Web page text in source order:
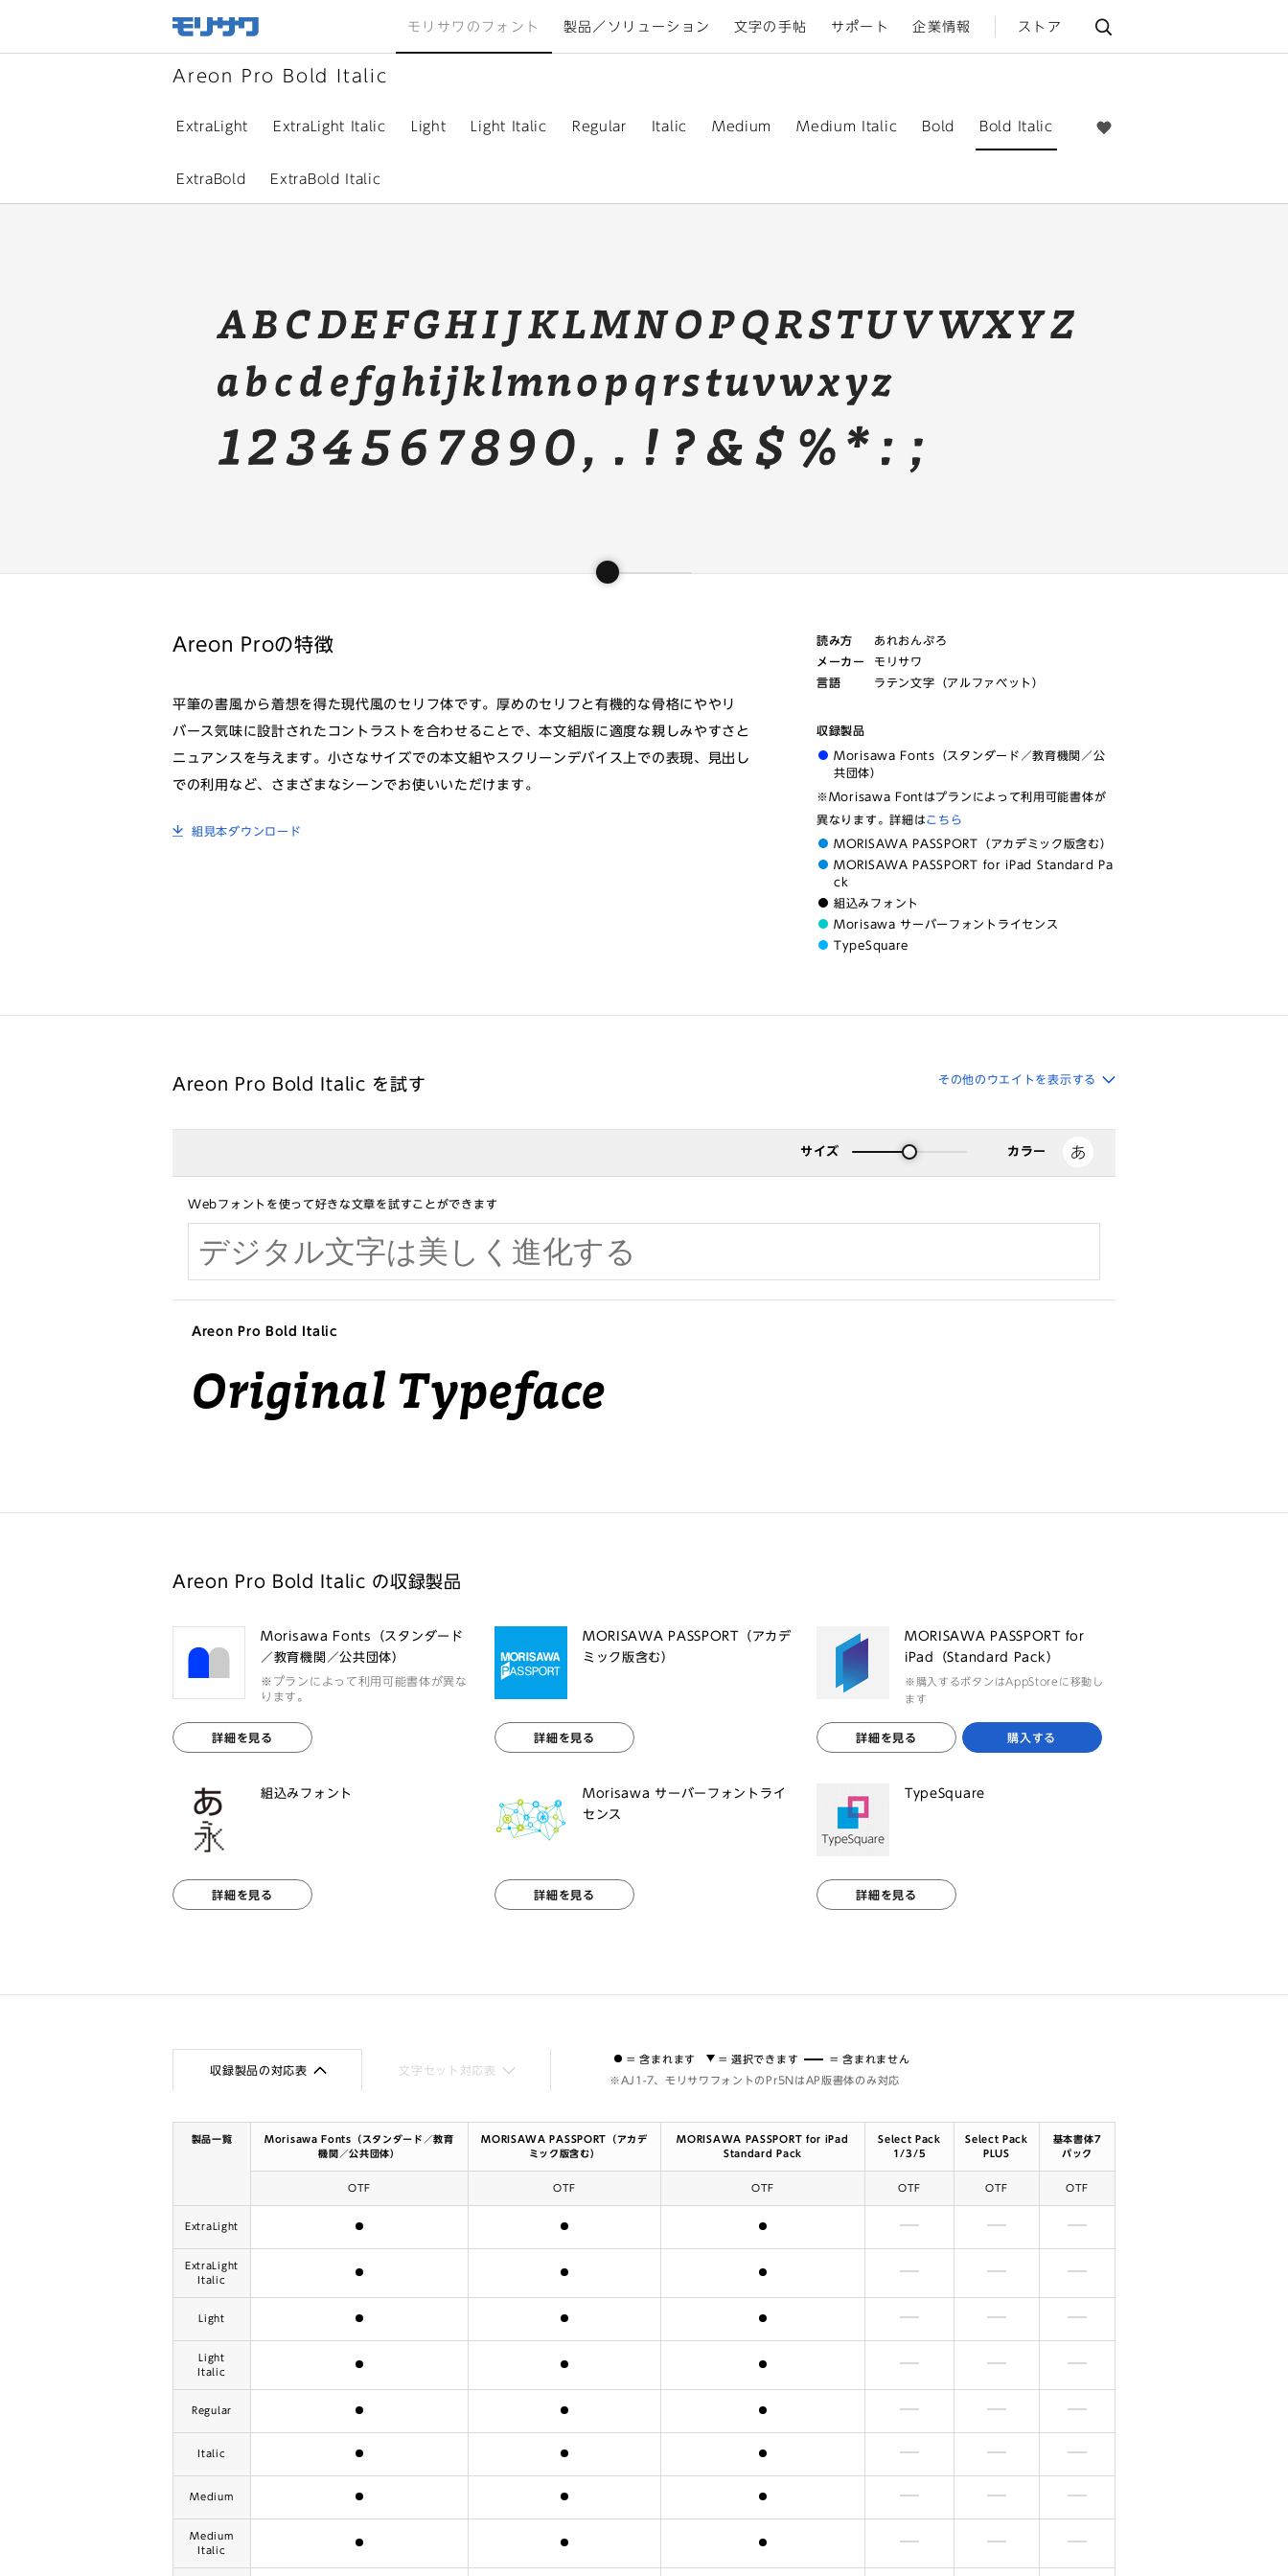
モリサワのフォント 製品／ソリューション 文字の手帖 サポート 企業情報 ストア
Areon Pro Bold Italic
ExtraLight ExtraLight Italic Light Light Italic Regular Italic Medium Medium Italic Bold Bold Italic
ExtraBold ExtraBold Italic
Areon Proの特徴
平筆の書風から着想を得た現代風のセリフ体です。厚めのセリフと有機的な骨格にややリ
バース気味に設計されたコントラストを合わせることで、本文組版に適度な親しみやすさと
ニュアンスを与えます。小さなサイズでの本文組やスクリーンデバイス上での表現、見出し
での利用など、さまざまなシーンでお使いいただけます。
組見本ダウンロード
読み方
あれおんぷろ
メーカー
モリサワ
言語
ラテン文字（アルファベット）
収録製品
Morisawa Fonts（スタンダード／教育機関／公
共団体）
※Morisawa Fontはプランによって利用可能書体が
異なります。詳細はこちら
MORISAWA PASSPORT（アカデミック版含む）
MORISAWA PASSPORT for iPad Standard Pa
ck
組込みフォント
Morisawa サーバーフォントライセンス
TypeSquare
Areon Pro Bold Italic を試す その他のウエイトを表示する
サイズ カラー
Webフォントを使って好きな文章を試すことができます
Areon Pro Bold Italic
Original Typeface
Areon Pro Bold Italic の収録製品
Morisawa Fonts（スタンダード
／教育機関／公共団体）
※プランによって利用可能書体が異な
ります。
詳細を見る
MORISAWA PASSPORT（アカデ
ミック版含む）
詳細を見る
MORISAWA PASSPORT for
iPad（Standard Pack）
※購入するボタンはAppStoreに移動し
ます
詳細を見る 購入する
組込みフォント
詳細を見る
Morisawa サーバーフォントライ
センス
詳細を見る
TypeSquare
詳細を見る
収録製品の対応表 文字セット対応表
= 含まれます = 選択できます
= 含まれません
※AJ1-7、モリサワフォントのPr5NはAP版書体のみ対応
製品一覧
Morisawa Fonts（スタンダード／教育
機関／公共団体）
MORISAWA PASSPORT（アカデ
ミック版含む）
MORISAWA PASSPORT for iPad
Standard Pack
Select Pack
1/3/5
Select Pack
PLUS
基本書体7
パック
OTF OTF OTF OTF OTF OTF
ExtraLight 含まれません
ExtraLight
Italic
含まれません
Light 含まれません
Light
Italic
含まれません
Regular 含まれません
Italic 含まれません
Medium 含まれません
Medium
Italic
含まれません